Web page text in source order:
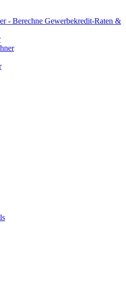
- Berechne Gewerbekredit-Raten &